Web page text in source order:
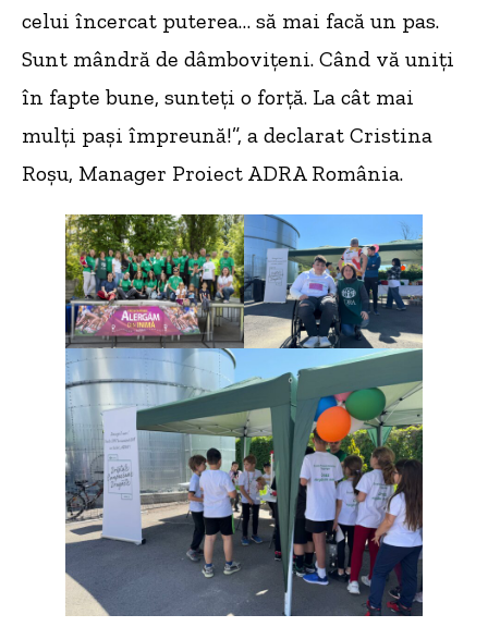
celui încercat puterea… să mai facă un pas.
Sunt mândră de dâmbovițeni. Când vă uniți
în fapte bune, sunteți o forță. La cât mai
mulți pași împreună!”, a declarat Cristina
Roșu, Manager Proiect ADRA România.